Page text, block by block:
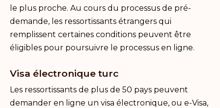
le plus proche. Au cours du processus de pré-
demande, les ressortissants étrangers qui
remplissent certaines conditions peuvent être
éligibles pour poursuivre le processus en ligne.
Visa électronique turc
Les ressortissants de plus de 50 pays peuvent
demander en ligne un visa électronique, ou e-Visa,